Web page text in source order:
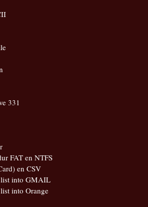
331
FAT en NTFS
en CSV
list into GMAIL
into Orange